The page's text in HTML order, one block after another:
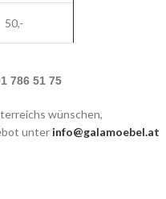
50,-
786 51 75
wünschen,
unter info@galamoebel.at